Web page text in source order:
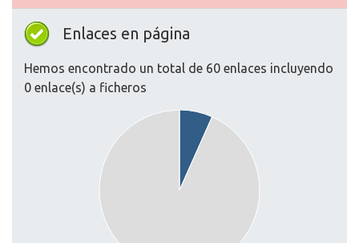
Enlaces en página
Hemos encontrado un total de 60 enlaces incluyendo
0 enlace(s) a ficheros